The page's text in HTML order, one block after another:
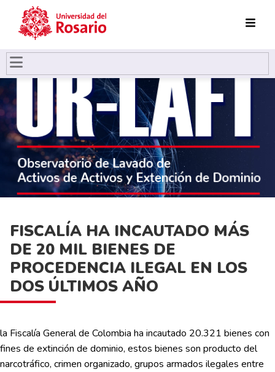
Pasar al contenido principal
FISCALÍA HA INCAUTADO MÁS
DE 20 MIL BIENES DE
PROCEDENCIA ILEGAL EN LOS
DOS ÚLTIMOS AÑO
la Fiscalía General de Colombia ha incautado 20.321 bienes con
fines de extinción de dominio, estos bienes son producto del
narcotráfico, crimen organizado, grupos armados ilegales entre